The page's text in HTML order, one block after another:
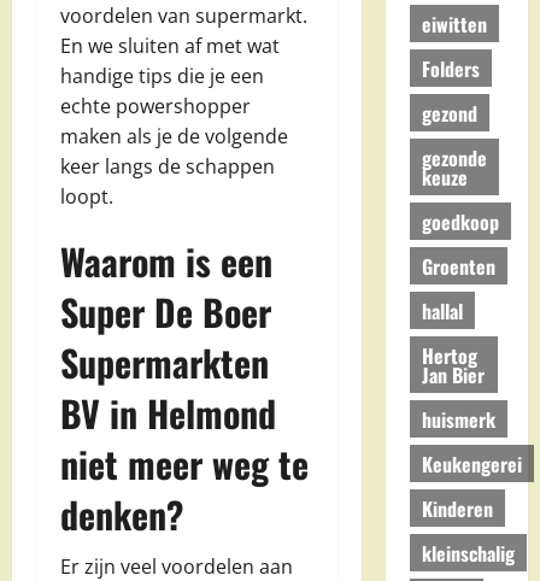
voordelen van supermarkt.
En we sluiten af met wat
handige tips die je een
echte powershopper
maken als je de volgende
keer langs de schappen
loopt.
Waarom is een
Super De Boer
Supermarkten
BV in Helmond
niet meer weg te
denken?
Er zijn veel voordelen aan
eiwitten
Folders
gezond
gezonde
keuze
goedkoop
Groenten
hallal
Hertog
Jan Bier
huismerk
Keukengerei
Kinderen
kleinschalig